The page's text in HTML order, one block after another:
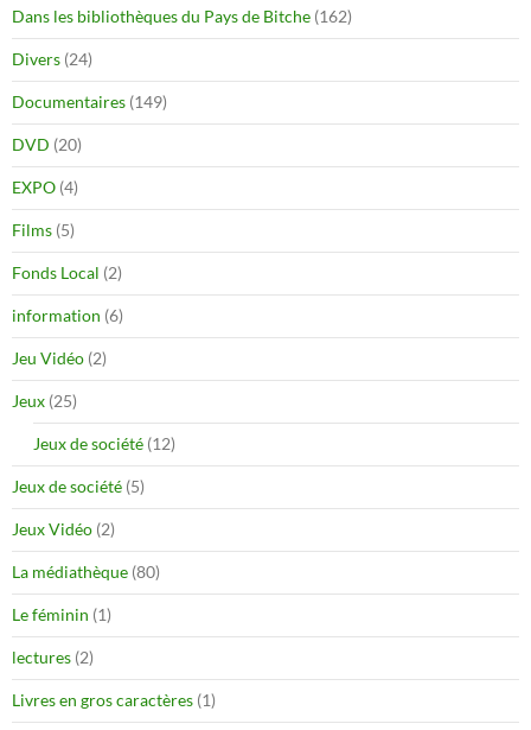
Dans les bibliothèques du Pays de Bitche (162)
Divers (24)
Documentaires (149)
DVD (20)
EXPO (4)
Films (5)
Fonds Local (2)
information (6)
Jeu Vidéo (2)
Jeux (25)
Jeux de société (12)
Jeux de société (5)
Jeux Vidéo (2)
La médiathèque (80)
Le féminin (1)
lectures (2)
Livres en gros caractères (1)